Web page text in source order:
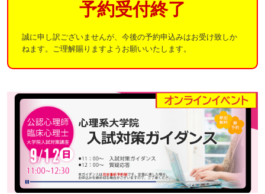
予約受付終了
誠に申し訳ございませんが、今後の予約申込みはお受け致しか
ねます。ご理解賜りますようお願いいたします。